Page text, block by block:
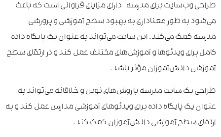
طراحی وب‌سایت برای مدرسه دارای مزایای فراوانی است که باعث
می‌شود به طور معناداری به بهبود سطح آموزشی و پرورشی
مدرسه کمک می‌کند. این سایت می‌تواند به عنوان یک پایگاه داده
کامل برای ویدئوها و آموزش‌های مختلف عمل کند و در ارتقای سطح
آموزشی دانش‌آموزان مؤثر باشد.
طراحی یک سایت مدرسه با روش‌های نوین و خلاقانه می‌تواند به
عنوان یک پایگاه داده برای ویدئوهای آموزشی مدارس عمل کند و به
ارتقای سطح آموزشی دانش‌آموزان کمک کند.